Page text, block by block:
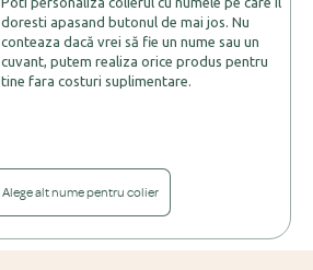
doresti apasand butonul de mai jos. Nu
conteaza dacă vrei să fie un nume sau un
cuvant, putem realiza orice produs pentru
tine fara costuri suplimentare.
Alege alt nume pentru colier